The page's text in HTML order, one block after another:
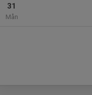
31
Mån